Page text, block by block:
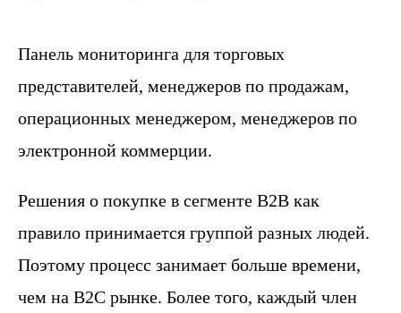
Панель мониторинга для торговых
представителей, менеджеров по продажам,
операционных менеджером, менеджеров по
электронной коммерции.
Решения о покупке в сегменте B2B как
правило принимается группой разных людей.
Поэтому процесс занимает больше времени,
чем на B2C рынке. Более того, каждый член